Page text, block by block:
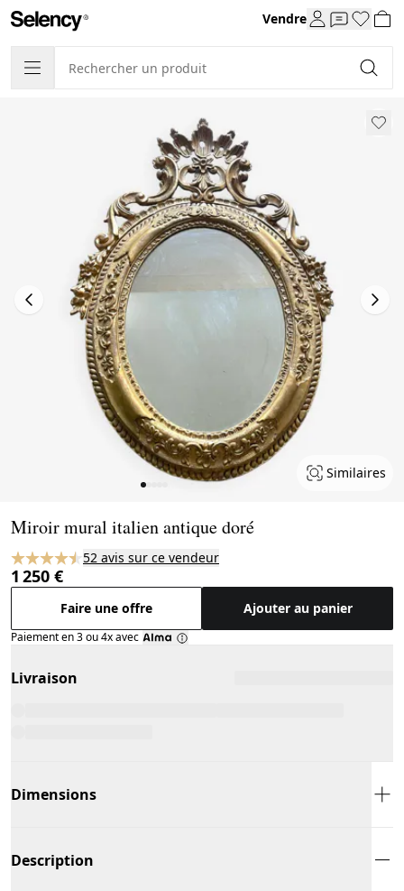
Vendre
Similaires
Miroir mural italien antique doré
52 avis sur ce vendeur
1 250 €
Faire une offre Ajouter au panier
Paiement en 3 ou 4x avec
Livraison
Dimensions
Description